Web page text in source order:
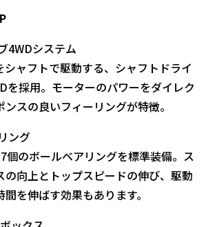
4WDシステム
ャフトで駆動する、シャフトドライ
を採用。モーターのパワーをダイレク
ンスの良いフィーリングが特徴。
ング
個のボールベアリングを標準装備。ス
の向上とトップスピードの伸び、駆動
を伸ばす効果もあります。